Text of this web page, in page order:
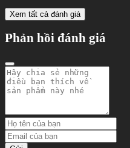
Xem tất cả đánh giá
Phản hồi đánh giá